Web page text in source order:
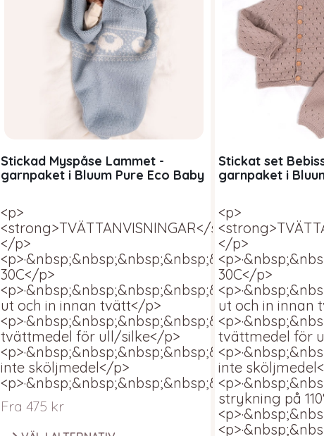
Stickad Myspåse Lammet -
garnpaket i Bluum Pure Eco Baby
<p>
<strong>TVÄTTANVISNINGAR</strong>
</p>
30C</p>
ut och in innan tvätt</p>
tvättmedel för ull/silke</p>
inte sköljmedel</p>
Fra 475 kr
Stickat set
garnpaket i
<p>
</p>
30C</p>
ut och in innan
tvättmedel för
inte
strykning på